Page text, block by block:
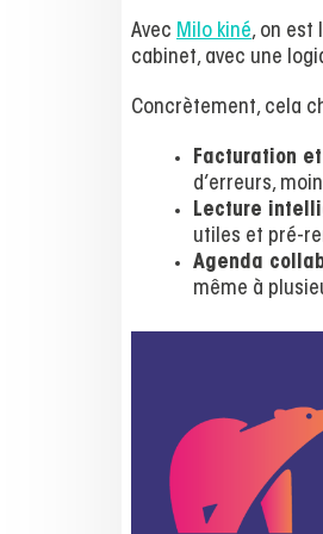
Avec Milo kiné, on est
cabinet, avec une
Concrètement, cela
Facturation
d’erreurs,
Lecture
utiles et pré-
Agenda
même à